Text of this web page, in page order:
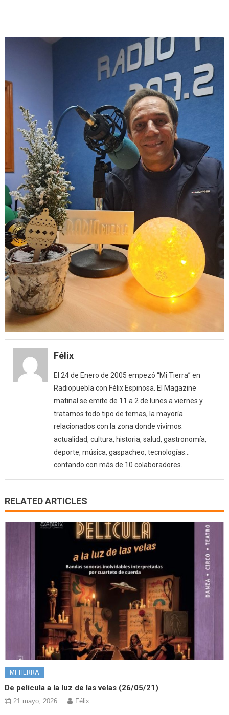
Félix
El 24 de Enero de 2005 empezó “Mi Tierra” en
Radiopuebla con Félix Espinosa. El Magazine
matinal se emite de 11 a 2 de lunes a viernes y
tratamos todo tipo de temas, la mayoría
relacionados con la zona donde vivimos:
actualidad, cultura, historia, salud, gastronomía,
deporte, música, gaspacheo, tecnologías…
contando con más de 10 colaboradores.
RELATED ARTICLES
MI TIERRA
De película a la luz de las velas (26/05/21)
21 mayo, 2026 Félix